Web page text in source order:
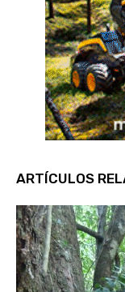
ARTÍCULOS